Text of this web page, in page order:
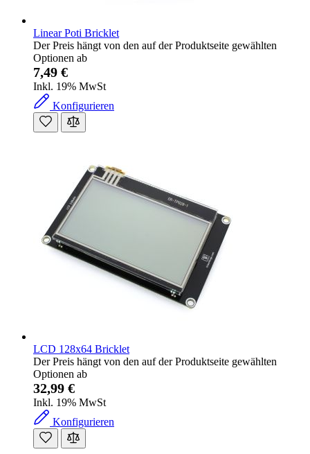
Linear Poti Bricklet
Der Preis hängt von den auf der Produktseite gewählten
Optionen ab
7,49 €
Inkl. 19% MwSt
Konfigurieren
LCD 128x64 Bricklet
Der Preis hängt von den auf der Produktseite gewählten
Optionen ab
32,99 €
Inkl. 19% MwSt
Konfigurieren